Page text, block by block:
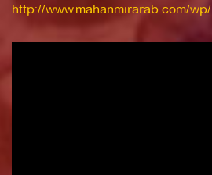
http://www.mahanmirarab.com/wp/